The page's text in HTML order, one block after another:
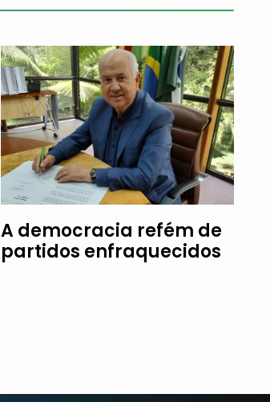
A democracia refém de
partidos enfraquecidos